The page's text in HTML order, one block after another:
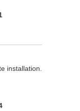
installation.